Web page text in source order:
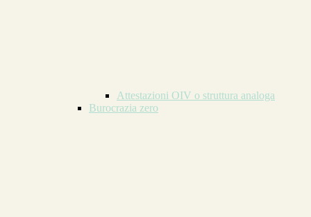
Attestazioni OIV o struttura analoga
Burocrazia zero